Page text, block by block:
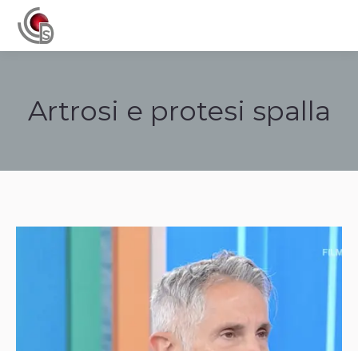
Artrosi e protesi spalla